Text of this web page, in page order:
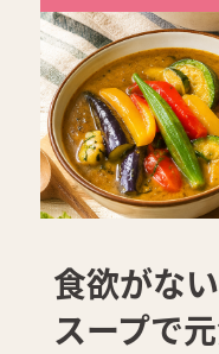
食欲がな
スープで